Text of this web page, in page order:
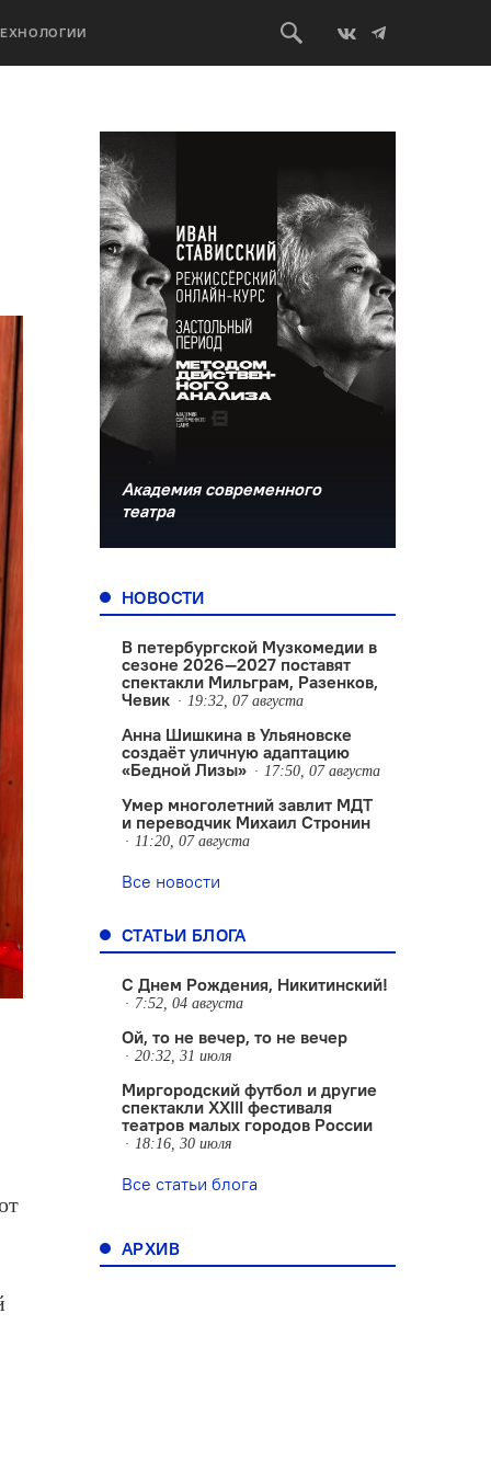
Академия современного
театра
НОВОСТИ
В петербургской Музкомедии в
сезоне 2026—2027 поставят
спектакли Мильграм, Разенков,
Чевик
19:32, 07 августа
Анна Шишкина в Ульяновске
создаëт уличную адаптацию
«Бедной Лизы»
17:50, 07 августа
Умер многолетний завлит МДТ
и переводчик Михаил Стронин
11:20, 07 августа
Все новости
СТАТЬИ БЛОГА
С Днем Рождения, Никитинский!
7:52, 04 августа
Ой, то не вечер, то не вечер
20:32, 31 июля
Миргородский футбол и другие
спектакли XXIII фестиваля
театров малых городов России
18:16, 30 июля
Все статьи блога
АРХИВ